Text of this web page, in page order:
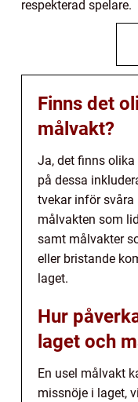
respekterad spelare.
Finns det
målvakt?
Ja, det finns olika
på dessa
tvekar inför svåra
målvakten som
samt målvakter
eller bristande
laget.
Hur
laget och
En usel målvakt
missnöje i laget,